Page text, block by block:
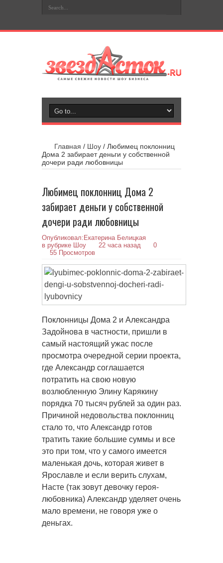
Главная / Шоу / Любимец поклонниц
Дома 2 забирает деньги у собственной
дочери ради любовницы
Любимец поклонниц Дома 2
забирает деньги у собственной
дочери ради любовницы
Опубликовал:Екатерина Белицкая
в рубрике Шоу 22 часа назад
0
55 Просмотров
Поклонницы Дома 2 и Александра
Задойнова в частности, пришли в
самый настоящий ужас после
просмотра очередной серии проекта,
где Александр соглашается
потратить на свою новую
возлюбленную Элину Карякину
порядка 70 тысяч рублей за один раз.
Причиной недовольства поклонниц
стало то, что Александр готов
тратить такие большие суммы и все
это при том, что у самого имеется
маленькая дочь, которая живет в
Ярославле и если верить слухам,
Насте (так зовут девочку героя-
любовника) Александр уделяет очень
мало времени, не говоря уже о
деньгах.